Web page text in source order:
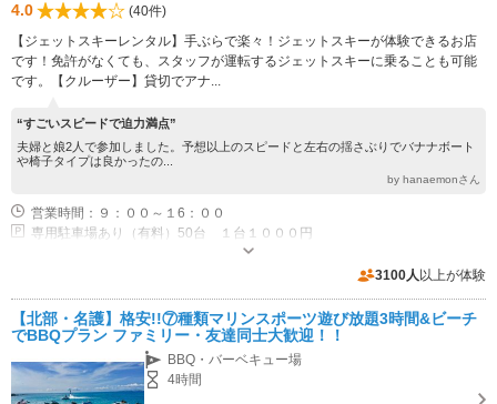
4.0
(40件)
【ジェットスキーレンタル】手ぶらで楽々！ジェットスキーが体験できるお店
です！免許がなくても、スタッフが運転するジェットスキーに乗ることも可能
です。【クルーザー】貸切でアナ...
“すごいスピードで迫力満点”
夫婦と娘2人で参加しました。予想以上のスピードと左右の揺さぶりでバナナボート
や椅子タイプは良かったの...
by hanaemonさん
営業時間：９：００～１6：００
専用駐車場あり（有料）50台 １台１０００円
3100人 以上が体験
【北部・名護】格安!!⑦種類マリンスポーツ遊び放題3時間&ビーチ
でBBQプラン ファミリー・友達同士大歓迎！！
BBQ・バーベキュー場
4時間